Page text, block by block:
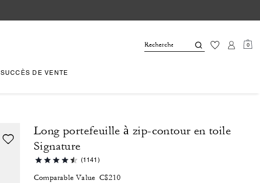
0
SUCCÈS DE VENTE
Long portefeuille à zip-contour en toile
Signature
(1141)
Comparable Value C$210